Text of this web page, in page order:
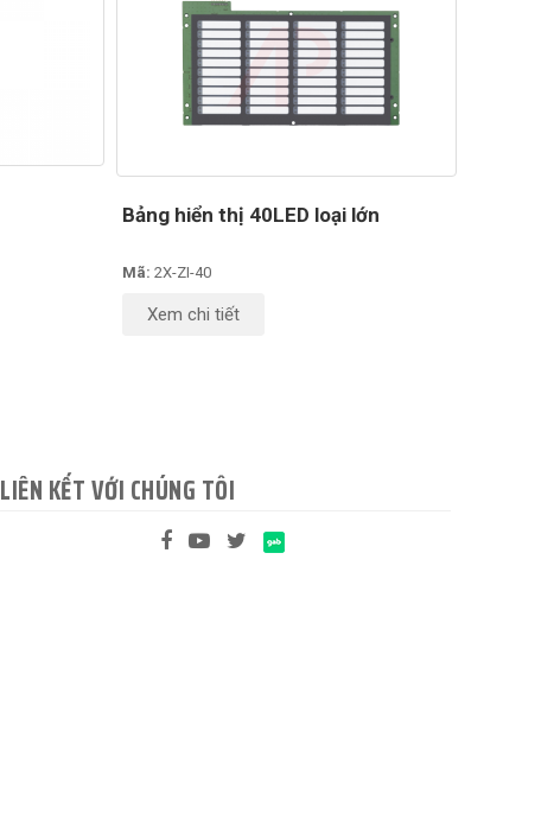
Bảng hiển thị 40LED loại lớn
Mã: 2X-ZI-40
Xem chi tiết
LIÊN KẾT VỚI CHÚNG TÔI